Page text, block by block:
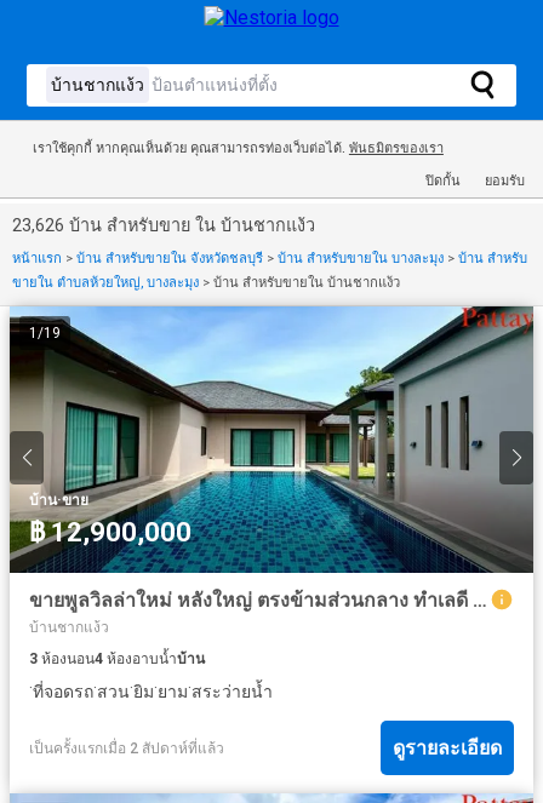
เราใช้คุกกี้ หากคุณเห็นด้วย คุณสามารถรท่องเว็บต่อได้. พันธมิตรของเรา
ปิดกั้น ยอมรับ
23,626 บ้าน สำหรับขาย ใน บ้านชากแง้ว
หน้าแรก > บ้าน สำหรับขายใน จังหวัดชลบุรี > บ้าน สำหรับขายใน บางละมุง > บ้าน สำหรับ
ขายใน ตำบลห้วยใหญ่, บางละมุง > บ้าน สำหรับขายใน บ้านชากแง้ว
1 /19
บ้าน·ขาย
฿ 12,900,000
ขายพูลวิลล่าใหม่ หลังใหญ่ ตรงข้ามส่วนกลาง ทำเลดี พร้อมเข้าอยู่ 💰 ราคาขาย 12.9 ล้านบาท**
บ้านชากแง้ว
3 ห้องนอน4 ห้องอาบน้ำบ้าน
·ที่จอดรถ·สวน·ยิม·ยาม·สระว่ายน้ำ
เป็นครั้งแรกเมื่อ 2 สัปดาห์ที่แล้ว ดูรายละเอียด